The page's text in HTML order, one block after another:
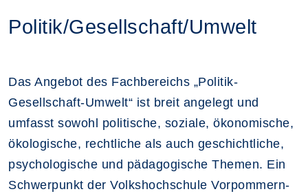
Politik/Gesellschaft/Umwelt
Das Angebot des Fachbereichs „Politik-
Gesellschaft-Umwelt“ ist breit angelegt und
umfasst sowohl politische, soziale, ökonomische,
ökologische, rechtliche als auch geschichtliche,
psychologische und pädagogische Themen. Ein
Schwerpunkt der Volkshochschule Vorpommern-